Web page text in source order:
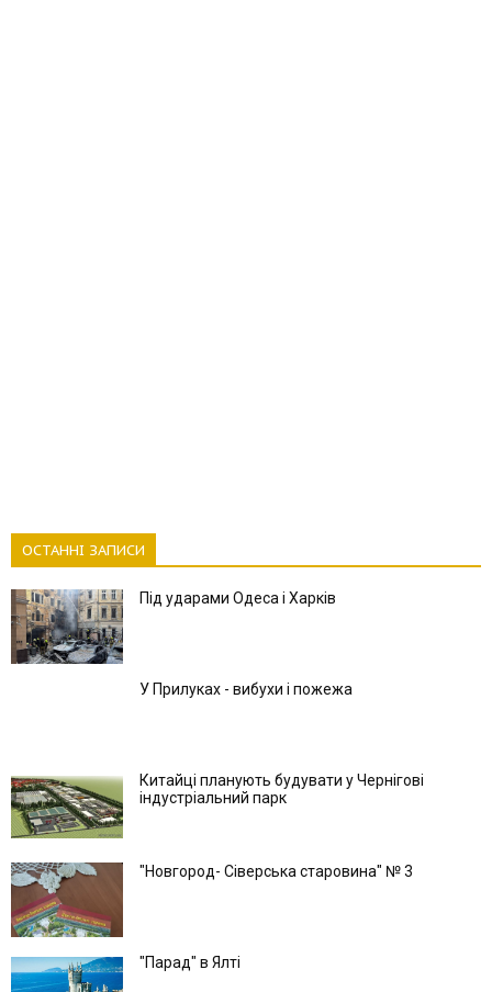
ОСТАННІ ЗАПИСИ
Під ударами Одеса і Харків
У Прилуках - вибухи і пожежа
Китайці планують будувати у Чернігові
індустріальний парк
"Новгород- Сіверська старовина" № 3
"Парад" в Ялті